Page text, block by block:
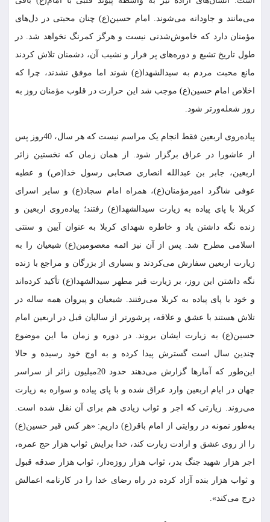
می‌مانند و جاودانه می‌شوند. امام حسین(ع) چنان محبتی در دل‌های
مؤمنان دارد که خاموش‌شدنی نیست و هرگز کمرنگ نخواهد شد. در
طول تاریخ تشیع و دوره‌های پر فراز و نشیب آن، دشمنان تلاش کردند
مانع محبت مردم به سیدالشهدا(ع) شوند اما موفق نشدند، چرا که
اخلاص امام حسین(ع) موجب شد این حرارت در قلوب مؤمنان روز به
روز شعله‌ورتر شود.
پیاده‌روی اربعین فقط انجام یک مراسم نیست که هر سال، 40روز پس
از عاشورا در عراق برگزار شود. از همان زمان که نخستین زائر
اربعین، جابر بن عبدالله انصاری صحابی رسول خدا(ص) و عطیه
عوفی شاگرد امیرمؤمنان(ع)، همراه امام سجاد(ع) و سایر اسرای
کربلا با پای پیاده به زیارت سیدالشهدا(ع) رفتند؛ پیاده‌روی اربعین و
زنده نگه داشتن یاد و خاطره شهدای کربلا به عنوان آیین و سنتی
اسلامی مطرح شد. پس از آن نیز ائمه معصومین(ع) شیعیان را به
زیارت اربعین سفارش می‌کردند و بسیاری از بزرگان و مراجع با زنده
نگه داشتن این روز، بر زیارت قبر مطهر سیدالشهدا(ع) تأکید کرده‌اند
و خود با پای پیاده به کربلا می‌رفتند. شیعیان و پیروان همه ساله در
تلاش هستند با عشق و علاقه، پرشورتر از سالیان قبل در اربعین امام
حسین(ع) به زیارت ایشان بروند. در دوره و زمان ما این موضوع
چندین سال است گسترش پیدا کرده و به اوج خود رسیده و حالا
این‌طور که آمارها گزارش می‌دهند حدود 20میلیون زائر از سراسر
جهان در ایام اربعین وارد عراق شده و با پای پیاده و سواره به زیارت
می‌روند. زیارتی که اجر و ثواب زیادی هم برای آن نقل شده است.
به‌طور نمونه در روایتی از امام باقر(ع) داریم: «هر کس قبر حسین(ع)
را از روی عشق و ارادت زیارت کند، خدا برایش ثواب هزار حج عمره،
اجر هزار شهید جنگ بدر، ثواب هزار روزه‌دار، ثواب هزار صدقه قبول
و ثواب هزار بنده آزاد کرده در راه رضای خدا را در کارنامه اعمالش
درج می‌کند».